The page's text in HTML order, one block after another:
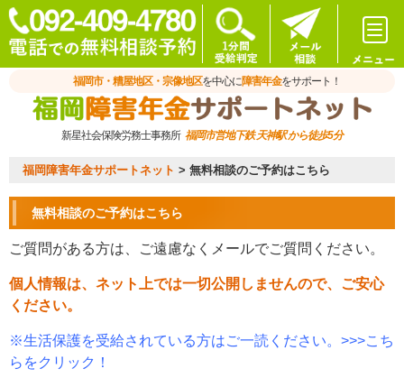
福岡市・糟屋地区・宗像地区を中心に障害年金をサポート！
新星社会保険労務士事務所 福岡市営地下鉄 天神駅 から徒歩5分
福岡障害年金サポートネット > 無料相談のご予約はこちら
無料相談のご予約はこちら
ご質問がある方は、ご遠慮なくメールでご質問ください。
個人情報は、ネット上では一切公開しませんので、ご安心
ください。
※生活保護を受給されている方はご一読ください。>>>こち
らをクリック！